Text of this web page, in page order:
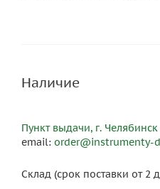
Наличие
Пункт выдачи, г. Челябинск
email: order@instrumenty-
Склад (срок поставки от 2